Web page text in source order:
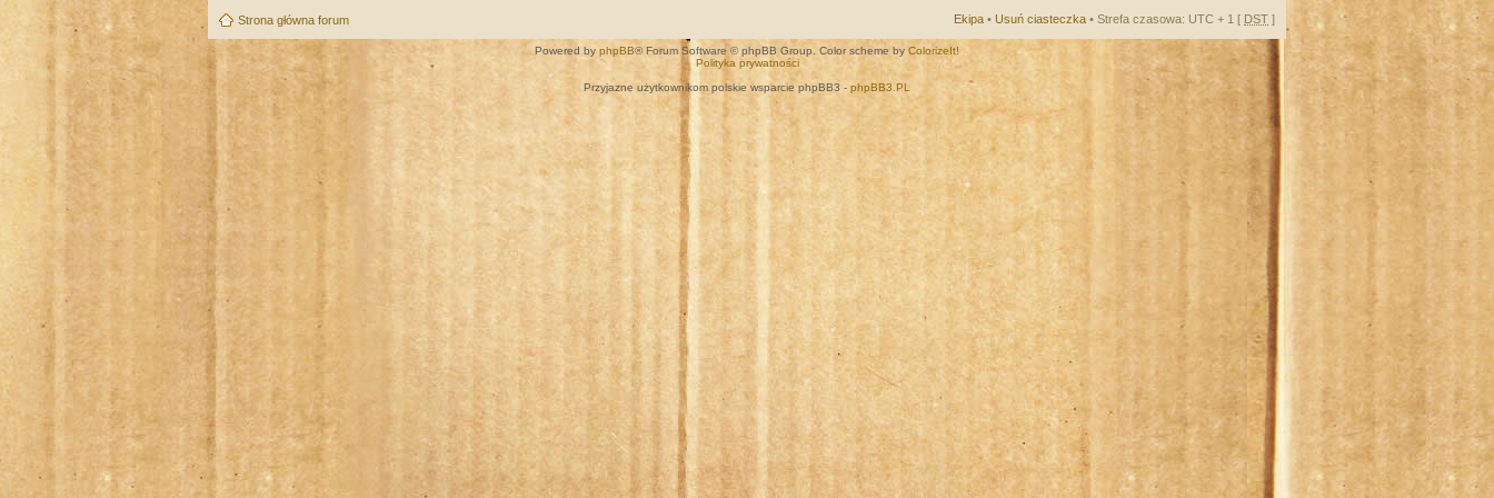
Strona główna forum Ekipa • Usuń ciasteczka • Strefa czasowa: UTC + 1 [ DST ]
Powered by phpBB® Forum Software © phpBB Group. Color scheme by ColorizeIt!
Polityka prywatności
Przyjazne użytkownikom polskie wsparcie phpBB3 - phpBB3.PL